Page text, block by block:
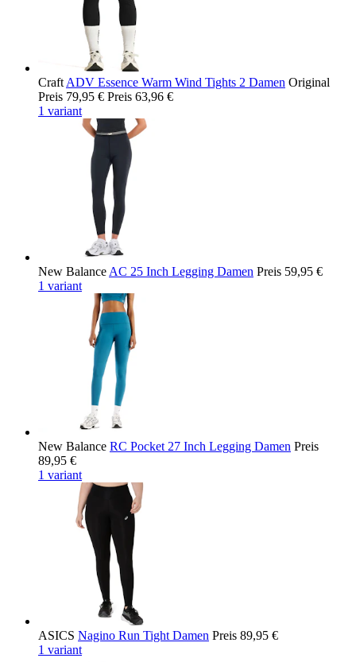
Craft ADV Essence Warm Wind Tights 2 Damen Original
Preis 79,95 € Preis 63,96 €
1 variant
New Balance AC 25 Inch Legging Damen Preis 59,95 €
1 variant
New Balance RC Pocket 27 Inch Legging Damen Preis
89,95 €
1 variant
ASICS Nagino Run Tight Damen Preis 89,95 €
1 variant